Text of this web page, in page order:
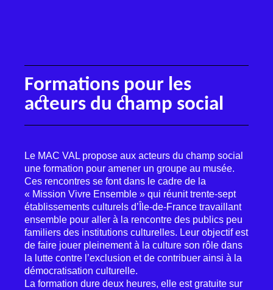
Formations pour les
acteurs du champ social
Le MAC VAL propose aux acteurs du champ social
une formation pour amener un groupe au musée.
Ces rencontres se font dans le cadre de la
« Mission Vivre Ensemble » qui réunit trente-sept
établissements culturels d’Île-de-France travaillant
ensemble pour aller à la rencontre des publics peu
familiers des institutions culturelles. Leur objectif est
de faire jouer pleinement à la culture son rôle dans
la lutte contre l’exclusion et de contribuer ainsi à la
démocratisation culturelle.
La formation dure deux heures, elle est gratuite sur